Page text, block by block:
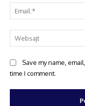
Save my name,
time I comment.